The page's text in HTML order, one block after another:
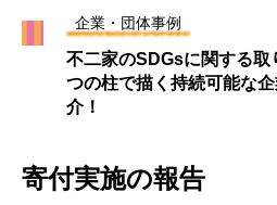
企業・団体事例
不二家のSDGsに関する取
つの柱で描く持続可能な
介！
寄付実施の報告